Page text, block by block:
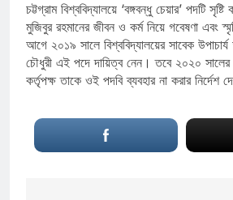
চট্টগ্রাম বিশ্ববিদ্যালয়ে ‘বঙ্গবন্ধু চেয়ার’ পদটি
মুজিবুর রহমানের জীবন ও কর্ম নিয়ে গবেষণা এবং
আগে ২০১৯ সালে বিশ্ববিদ্যালয়ের সাবেক
চৌধুরী এই পদে দায়িত্ব নেন। তবে ২০২০ সালের
কর্তৃপক্ষ তাকে ওই পদবি ব্যবহার না করার নির্দেশ